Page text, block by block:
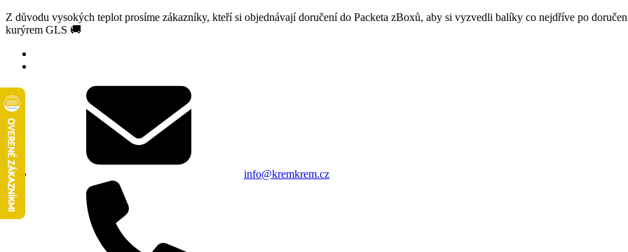
Z důvodu vysokých teplot prosíme zákazníky, kteří si objednávají doručení do Packeta zBoxů, aby si vyzvedli balíky co nejdříve po
kurýrem GLS 🚚
info@kremkrem.cz